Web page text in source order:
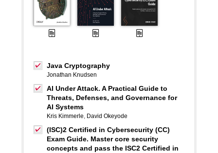
Java Cryptography
Jonathan Knudsen
AI Under Attack. A Practical Guide to
Threats, Defenses, and Governance for
AI Systems
Kris Kimmerle, David Okeyode
(ISC)2 Certified in Cybersecurity (CC)
Exam Guide. Master core security
concepts and pass the ISC2 Certified in